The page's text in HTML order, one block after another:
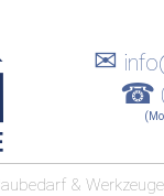
✉
☎
& Werkzeuge